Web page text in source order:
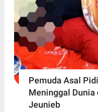
Pemuda Asal
Meninggal Dunia
Jeunieb